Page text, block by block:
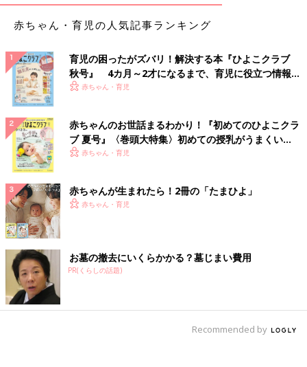
赤ちゃん・育児の人気記事ランキング
育児の困ったがズバリ！解決する本『ひよこクラブ
秋号』 4カ月～2才になるまで、育児に役立つ情報が
いっぱい！
赤ちゃん・育児
赤ちゃんのお世話まるわかり！『初めてのひよこクラ
ブ 夏号』〈巻頭大特集〉初めての授乳がうまくい
く！ おっぱい・ミルクの基本と夏のトラブル 解決テ
赤ちゃん・育児
赤ちゃんが生まれたら！2冊の「たまひよ」
赤ちゃん・育児
お墓の撤去にいくらかかる？墓じまい費用
PR(くらしの話題)
Recommended by